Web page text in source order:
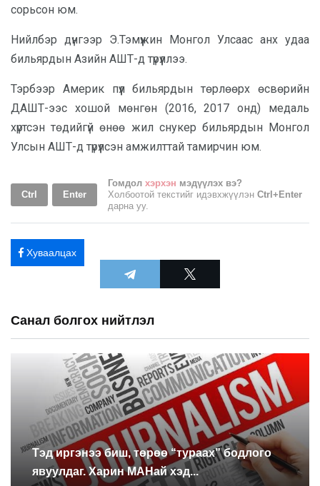
сорьсон юм.
Нийлбэр дүнгээр Э.Тэмүүжин Монгол Улсаас анх удаа
бильярдын Азийн АШТ-д түрүүллээ.
Тэрбээр Америк пүүл бильярдын төрлөөрх өсвөрийн
ДАШТ-ээс хошой мөнгөн (2016, 2017 онд) медаль
хүртсэн төдийгүй өнөө жил снукер бильярдын Монгол
Улсын АШТ-д түрүүлсэн амжилттай тамирчин юм.
Ctrl Enter
Гомдол хэрхэн мэдүүлэх вэ?
Холбоотой текстийг идэвхжүүлэн Ctrl+Enter
дарна уу.
Хуваалцах
Санал болгох нийтлэл
Тэд иргэнээ биш, төрөө “тураах” бодлого
явуулдаг. Харин МАНай хэд...